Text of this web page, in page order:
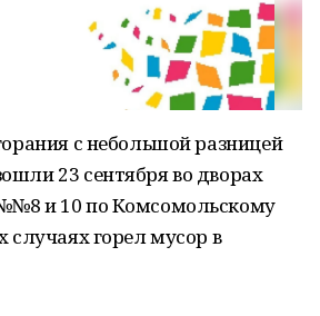
с небольшой разницей
23 сентября во дворах
и 10 по Комсомольскому
случаях горел мусор в